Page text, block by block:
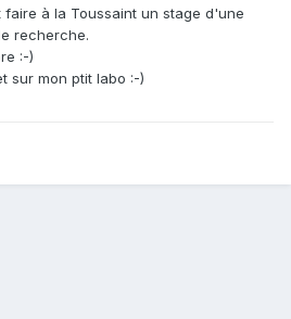
faire à la Toussaint un stage d'une
recherche.
:-)
sur mon ptit labo :-)